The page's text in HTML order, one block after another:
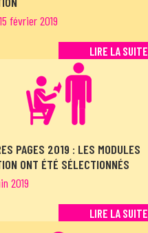
février 2019
LIRE LA SUITE
PAGES 2019 : LES MODULES
ONT ÉTÉ SÉLECTIONNÉS
2019
LIRE LA SUITE